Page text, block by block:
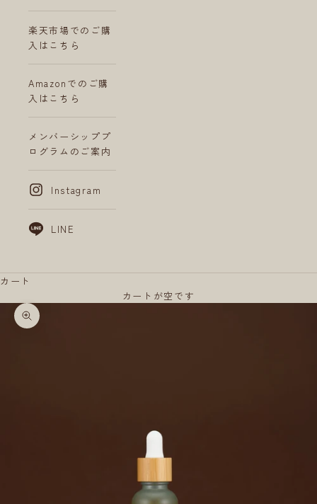
楽天市場でのご購
入はこちら
Amazonでのご購
入はこちら
メンバーシッププ
ログラムのご案内
Instagram
LINE
カート
カートが空です
ズームイン